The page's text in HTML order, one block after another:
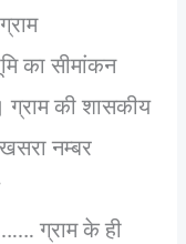
का सीमांकन
ग्राम की शासकीय
नम्बर
ग्राम के ही